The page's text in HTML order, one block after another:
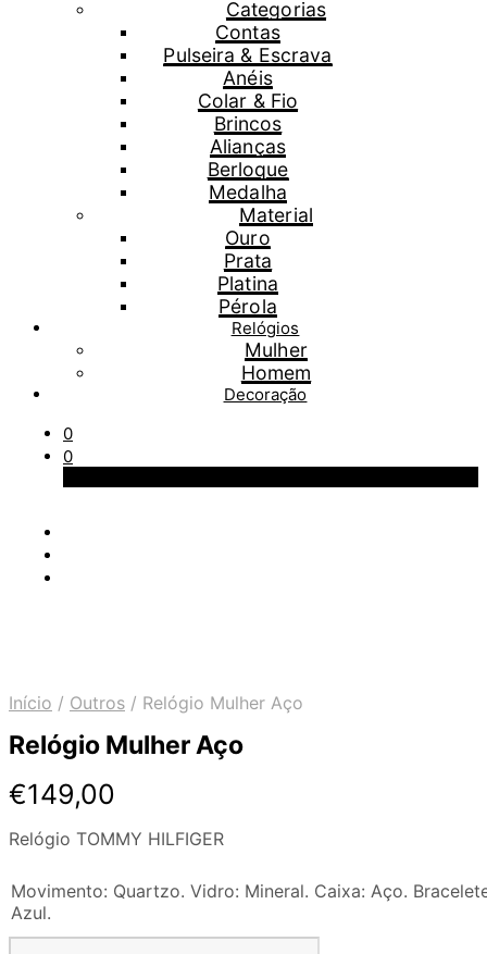
Categorias
Contas
Pulseira & Escrava
Anéis
Colar & Fio
Brincos
Alianças
Berloque
Medalha
Material
Ouro
Prata
Platina
Pérola
Relógios
Mulher
Homem
Decoração
0
0
Início / Outros / Relógio Mulher Aço
Relógio Mulher Aço
€149,00
Relógio TOMMY HILFIGER
Movimento: Quartzo. Vidro: Mineral. Caixa: Aço.
Azul.